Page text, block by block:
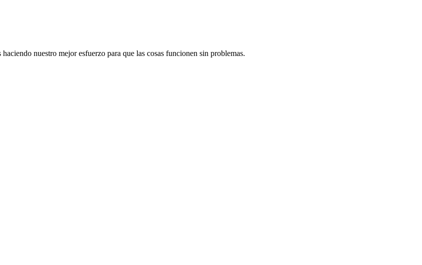
nuestro mejor esfuerzo para que las cosas funcionen sin problemas.